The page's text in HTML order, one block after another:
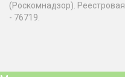
(Роскомнадзор).
- 76719.